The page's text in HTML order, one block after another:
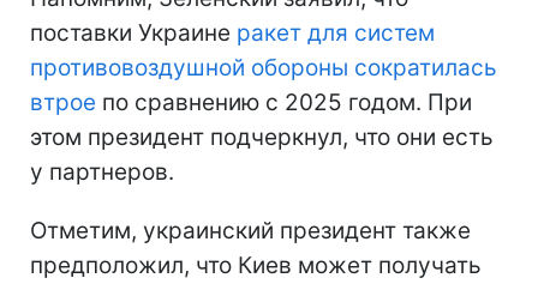
поставки Украине ракет для систем
противовоздушной обороны сократилась
втрое по сравнению с 2025 годом. При
этом президент подчеркнул, что они есть
у партнеров.
Отметим, украинский президент также
предположил, что Киев может получать